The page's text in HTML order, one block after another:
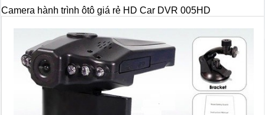
Camera hành trình ôtô giá rẻ HD Car DVR 005HD